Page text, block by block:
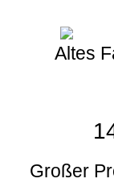
Altes
Großer